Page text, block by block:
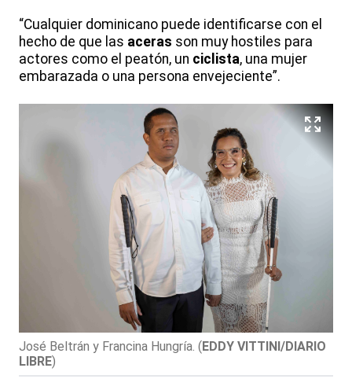
“Cualquier dominicano puede identificarse con el
hecho de que las aceras son muy hostiles para
actores como el peatón, un ciclista, una mujer
embarazada o una persona envejeciente”.
José Beltrán y Francina Hungría. (EDDY VITTINI/DIARIO
LIBRE)